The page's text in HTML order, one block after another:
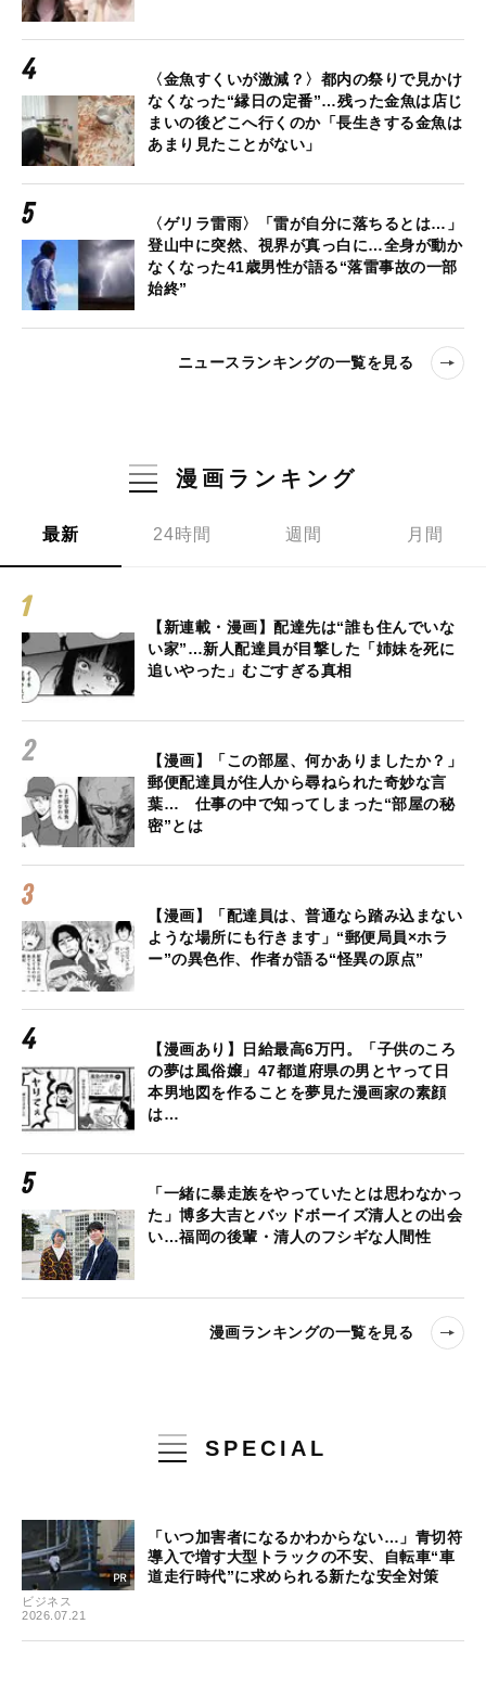
〈金魚すくいが激減？〉都内の祭りで見かけ
なくなった“縁日の定番”…残った金魚は店じ
まいの後どこへ行くのか「長生きする金魚は
あまり見たことがない」
〈ゲリラ雷雨〉「雷が自分に落ちるとは…」
登山中に突然、視界が真っ白に…全身が動か
なくなった41歳男性が語る“落雷事故の一部
始終”
ニュースランキングの一覧を見る
漫画ランキング
最新 24時間 週間 月間
【新連載・漫画】配達先は“誰も住んでいな
い家”…新人配達員が目撃した「姉妹を死に
追いやった」むごすぎる真相
【漫画】「この部屋、何かありましたか？」
郵便配達員が住人から尋ねられた奇妙な言
葉… 仕事の中で知ってしまった“部屋の秘
密”とは
【漫画】「配達員は、普通なら踏み込まない
ような場所にも行きます」“郵便局員×ホラ
ー”の異色作、作者が語る“怪異の原点”
【漫画あり】日給最高6万円。「子供のころ
の夢は風俗嬢」47都道府県の男とヤって日
本男地図を作ることを夢見た漫画家の素顔
は…
「一緒に暴走族をやっていたとは思わなかっ
た」博多大吉とバッドボーイズ清人との出会
い…福岡の後輩・清人のフシギな人間性
漫画ランキングの一覧を見る
SPECIAL
ビジネス
2026.07.21
「いつ加害者になるかわからない…」青切符
導入で増す大型トラックの不安、自転車“車
道走行時代”に求められる新たな安全対策